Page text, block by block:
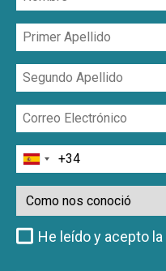
Primer
Apellido
Segundo
Apellido
Correo
Electrónico
Teléfono
Como
nos
conoció
He leído y acepto la